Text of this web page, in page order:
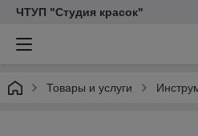
ЧТУП "Студия красок"
Товары и услуги